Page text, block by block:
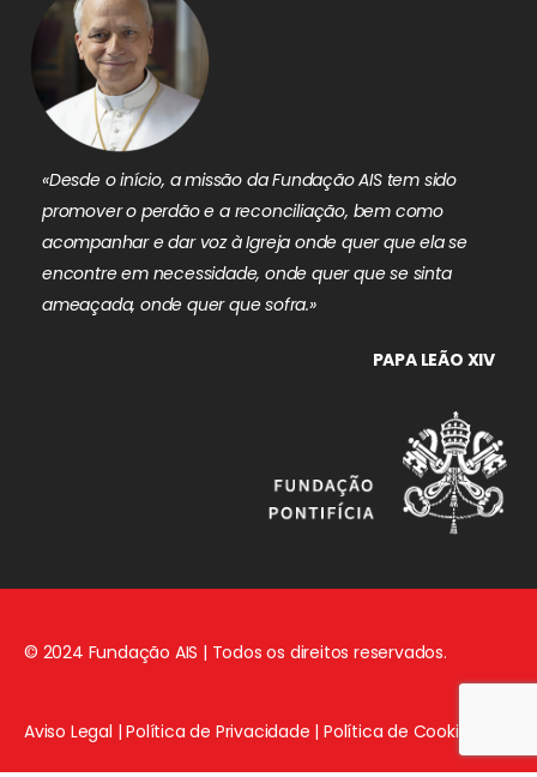
«Desde o início, a missão da Fundação AIS tem sido
promover o perdão e a reconciliação, bem como
acompanhar e dar voz à Igreja onde quer que ela se
encontre em necessidade, onde quer que se sinta
ameaçada, onde quer que sofra.»
PAPA LEÃO XIV
© 2024 Fundação AIS | Todos os direitos reservados.
Aviso Legal |Política de Privacidade |Política de Cookies